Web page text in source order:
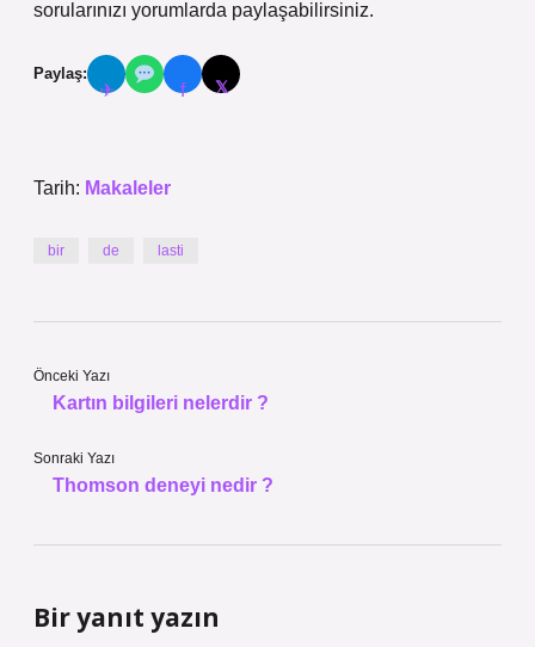
sorularınızı yorumlarda paylaşabilirsiniz.
Paylaş:
✈ f 𝕏
Tarih: Makaleler
bir de lasti
Önceki Yazı
Kartın bilgileri nelerdir ?
Sonraki Yazı
Thomson deneyi nedir ?
Bir yanıt yazın